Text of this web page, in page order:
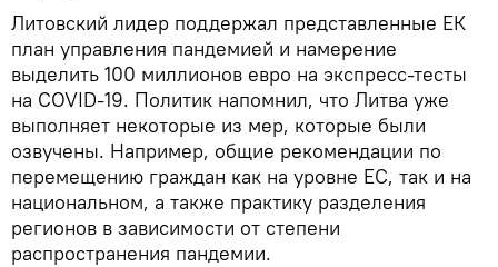
Литовский лидер поддержал представленные ЕК
план управления пандемией и намерение
выделить 100 миллионов евро на экспресс-тесты
на COVID-19. Политик напомнил, что Литва уже
выполняет некоторые из мер, которые были
озвучены. Например, общие рекомендации по
перемещению граждан как на уровне ЕС, так и на
национальном, а также практику разделения
регионов в зависимости от степени
распространения пандемии.